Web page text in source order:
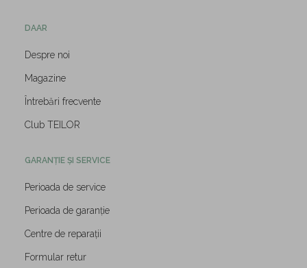
DAAR
Despre noi
Magazine
Întrebări frecvente
Club TEILOR
GARANȚIE ȘI SERVICE
Perioada de service
Perioada de garanție
Centre de reparații
Formular retur